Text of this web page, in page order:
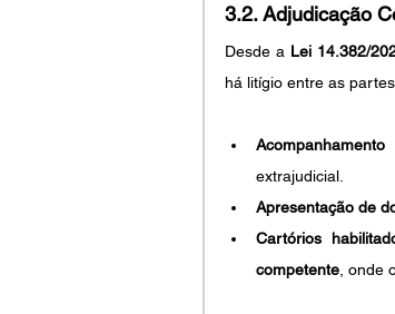
3.2. Adjudicação
Desde a Lei 14.382/
há litígio entre as
extrajudicial.
Apresentação de
Cartórios
competente , onde